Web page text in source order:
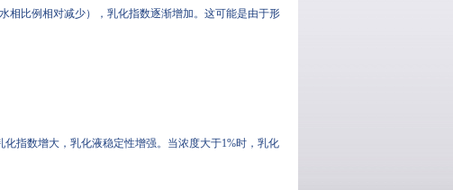
相比例相对减少），乳化指数逐渐增加。这可能是由于形
指数增大，乳化液稳定性增强。当浓度大于1%时，乳化